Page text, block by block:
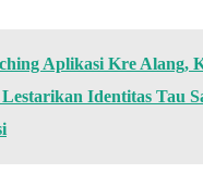
Aplikasi Kre Alang,
Identitas Tau